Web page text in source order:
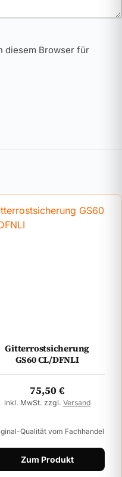
diesem Browser für
Gitterrostsicherung
GS60 CL/DFNLI
75,50€
inkl. MwSt. zzgl. Versand
Qualität vom Fachhandel
Zum Produkt